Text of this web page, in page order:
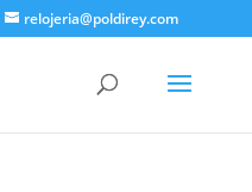
relojeria@poldirey.com